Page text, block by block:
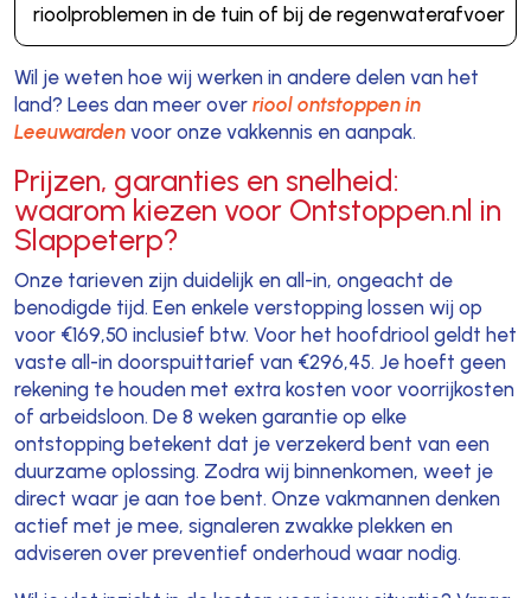
rioolproblemen in de tuin of bij de regenwaterafvoer
Wil je weten hoe wij werken in andere delen van het
land? Lees dan meer over riool ontstoppen in
Leeuwardenvoor onze vakkennis en aanpak.
Prijzen, garanties en snelheid:
waarom kiezen voor Ontstoppen.nl in
Slappeterp?
Onze tarieven zijn duidelijk en all-in, ongeacht de
benodigde tijd. Een enkele verstopping lossen wij op
voor €169,50 inclusief btw. Voor het hoofdriool geldt het
vaste all-in doorspuittarief van €296,45. Je hoeft geen
rekening te houden met extra kosten voor voorrijkosten
of arbeidsloon. De 8 weken garantie op elke
ontstopping betekent dat je verzekerd bent van een
duurzame oplossing. Zodra wij binnenkomen, weet je
direct waar je aan toe bent. Onze vakmannen denken
actief met je mee, signaleren zwakke plekken en
adviseren over preventief onderhoud waar nodig.